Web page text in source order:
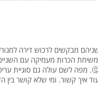
מבקשים לרכוש דירה
הכרות מעמיקה עם
מפה לשם עולה גם סוגיית
איך קשור. ומי שלא קושר בין